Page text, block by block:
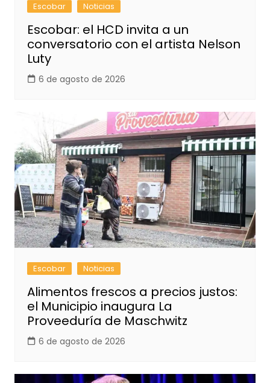
Escobar Noticias
Escobar: el HCD invita a un
conversatorio con el artista Nelson
Luty
6 de agosto de 2026
Escobar Noticias
Alimentos frescos a precios justos:
el Municipio inaugura La
Proveeduría de Maschwitz
6 de agosto de 2026